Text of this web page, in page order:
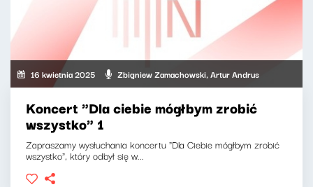
16 kwietnia 2025 Zbigniew Zamachowski, Artur Andrus
Koncert "Dla ciebie mógłbym zrobić
wszystko" 1
Zapraszamy wysłuchania koncertu "Dla Ciebie mógłbym zrobić
wszystko", który odbył się w...